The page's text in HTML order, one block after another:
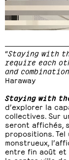
“Staying with
require each
and
Haraway
Staying with
d’explorer la
collectives. Sur
seront affichés,
propositions.
monstrueux,
entre fin août et